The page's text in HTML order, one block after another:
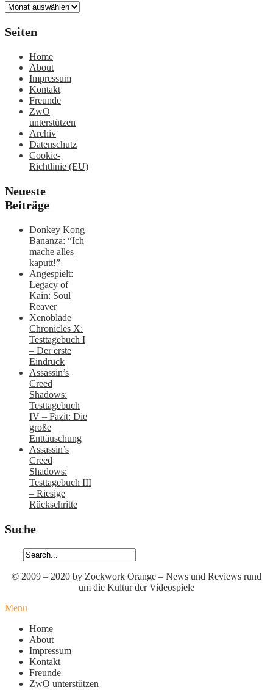
Archiv
Seiten
Home
About
Impressum
Kontakt
Freunde
ZwO
unterstützen
Archiv
Datenschutz
Cookie-
Richtlinie (EU)
Neueste
Beiträge
Donkey Kong
Bananza: “Ich
mache alles
kaputt!”
Angespielt:
Legacy of
Kain: Soul
Reaver
Xenoblade
Chronicles X:
Testtagebuch I
– Der erste
Eindruck
Assassin’s
Creed
Shadows:
Testtagebuch
IV – Fazit: Die
große
Enttäuschung
Assassin’s
Creed
Shadows:
Testtagebuch III
– Riesige
Rückschritte
Suche
© 2009 – 2020 by Zockwork Orange – News und Reviews rund
um die Kultur der Videospiele
Menu
Home
About
Impressum
Kontakt
Freunde
ZwO unterstützen